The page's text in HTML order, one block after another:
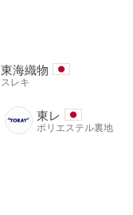
東海織物
スレキ
東レ
ポリエステル裏地